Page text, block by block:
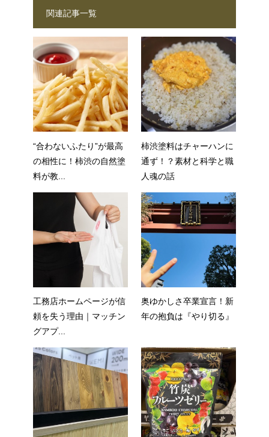
関連記事一覧
“合わないふたり”が最高
の相性に！柿渋の自然塗
料が教...
柿渋塗料はチャーハンに
通ず！？素材と科学と職
人魂の話
工務店ホームページが信
頼を失う理由｜マッチン
グアプ...
奥ゆかしさ卒業宣言！新
年の抱負は『やり切る』